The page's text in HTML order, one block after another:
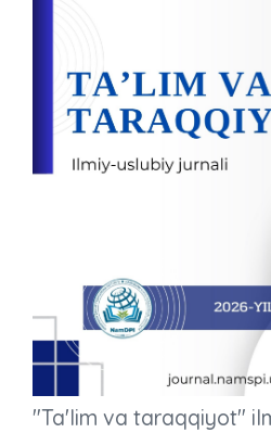
"Ta'lim va taraqqiyot"